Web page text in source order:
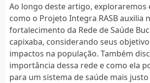
Ao longo deste artigo, exploraremos
como o Projeto Integra RASB auxilia
fortalecimento da Rede de Saúde
capixaba, considerando seus
impactos na população. Também
importância dessa rede e como ela
para um sistema de saúde mais